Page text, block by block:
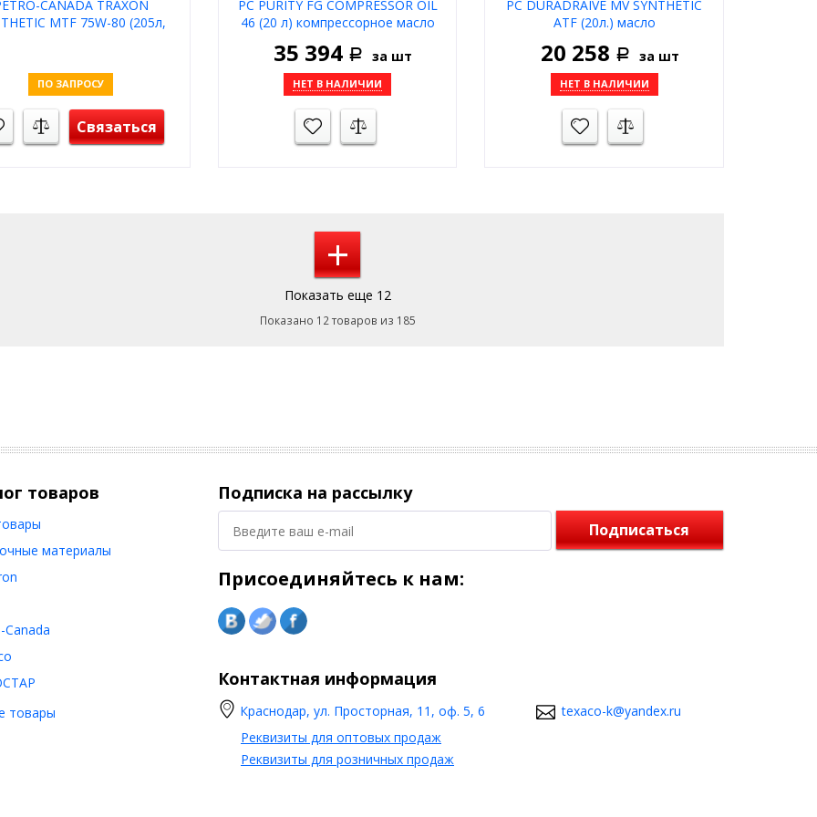
CANADA TRAXON
MTF 75W-80 (205л,
ПО ЗАПРОСУ
Связаться
PC PURITY FG COMPRESSOR OIL
46 (20 л) компрессорное масло
35 394 Р за шт
НЕТ В НАЛИЧИИ
PC DURADRAIVE MV SYNTHETIC
ATF (20л.) масло
20 258 Р за шт
НЕТ В НАЛИЧИИ
+
Показать еще 12
Показано 12 товаров из 185
товаров
товары
материалы
Canada
Подписка на рассылку
Подписаться
Присоединяйтесь к нам:
Контактная информация
Краснодар, ул. Просторная, 11, оф. 5, 6
texaco-k@yandex.ru
Реквизиты для оптовых продаж
Реквизиты для розничных продаж